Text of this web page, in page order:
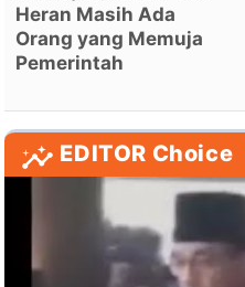
Heran Masih Ada
Orang yang Memuja
Pemerintah
EDITOR Choice